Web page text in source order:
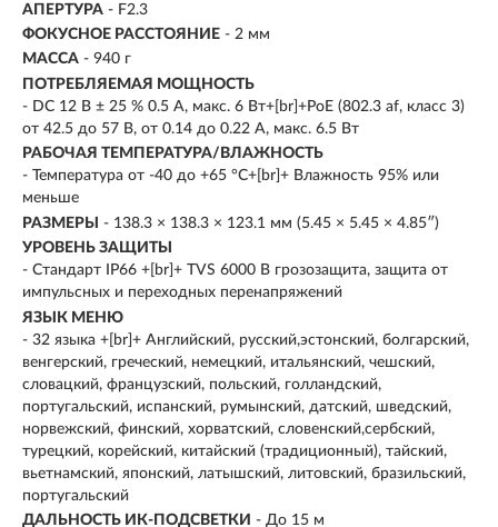
АПЕРТУРА - F2.3
ФОКУСНОЕ РАССТОЯНИЕ - 2 мм
МАССА - 940 г
ПОТРЕБЛЯЕМАЯ МОЩНОСТЬ
- DС 12 В ± 25 % 0.5 A, макс. 6 Вт+[br]+PoE (802.3 af, класс 3)
от 42.5 до 57 В, от 0.14 до 0.22 A, макс. 6.5 Вт
РАБОЧАЯ ТЕМПЕРАТУРА/ВЛАЖНОСТЬ
- Температура от -40 до +65 °C+[br]+ Влажность 95% или
меньше
РАЗМЕРЫ
- 138.3 × 138.3 × 123.1 мм (5.45 × 5.45 × 4.85″)
УРОВЕНЬ ЗАЩИТЫ
- Стандарт IP66 +[br]+ TVS 6000 В грозозащита, защита от
импульсных и переходных перенапряжений
ЯЗЫК МЕНЮ
- 32 языка +[br]+ Английский, русский,эстонский, болгарский,
венгерский, греческий, немецкий, итальянский, чешский,
словацкий, французский, польский, голландский,
португальский, испанский, румынский, датский, шведский,
норвежский, финский, хорватский, словенский,сербский,
турецкий, корейский, китайский (традиционный), тайский,
вьетнамский, японский, латышский, литовский, бразильский,
португальский
ДАЛЬНОСТЬ ИК-ПОДСВЕТКИ - До 15 м